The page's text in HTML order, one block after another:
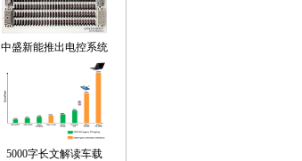
中盛新能推出电控系统
控制器BOB集成断线
5000字长文解读车载